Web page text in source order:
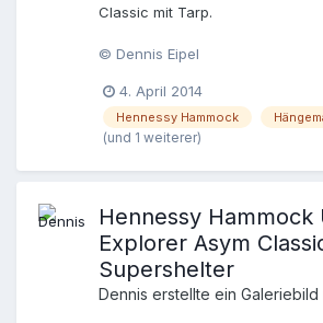
Classic mit Tarp.
© Dennis Eipel
4. April 2014
Hennessy Hammock
(und 1 weiterer)
Hennessy Hammock
Explorer Asym
Supershelter
Dennis erstellte ein Galeriebild